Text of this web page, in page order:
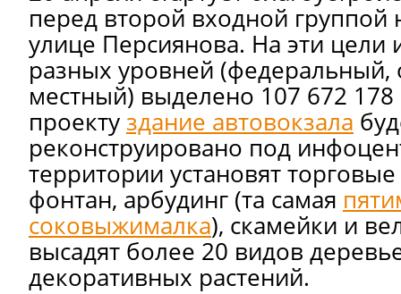
перед второй входной группой
улице Персиянова. На эти цели
разных уровней (федеральный,
местный) выделено 107 672
проектуздание автовокзала
реконструировано под
территории установят
фонтан, арбудинг (та самая
соковыжималка), скамейки и
высадят более 20 видов
декоративных растений.